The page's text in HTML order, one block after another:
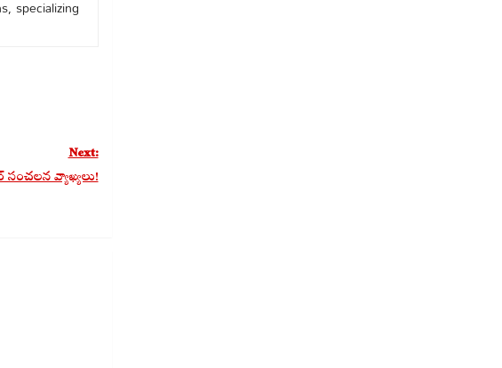
specializing
Next:
వ్యాఖ్యలు!